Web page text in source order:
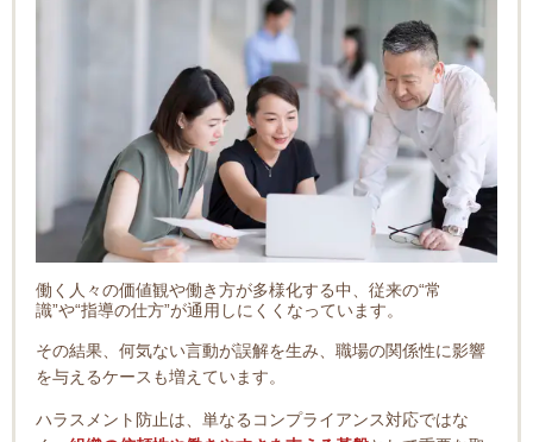
働く人々の価値観や働き方が多様化する中、 従来の“常
識”や“指導の仕方”が通用しにくくなっています。
その結果、何気ない言動が誤解を生み、職場の関係性に影響
を与えるケースも増えています。
ハラスメント防止は、単なるコンプライアンス対応ではな